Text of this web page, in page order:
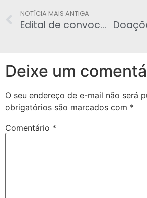
NOTÍCIA MAIS ANTIGA
Edital de convocação para Assembléia Geral Ordinária e Extraordinária
Deixe um
O seu endereço de e-mail não será
obrigatórios são marcados com *
Comentário *